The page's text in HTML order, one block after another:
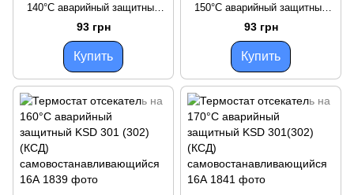
140°С аварийный защитный
KSD 301 (302) (КСД)
самовостанавливающийся
93 грн
Купить
150°С аварийный защитный
KSD 301(302) (КСД)
самовостанавливающийся
93 грн
Купить